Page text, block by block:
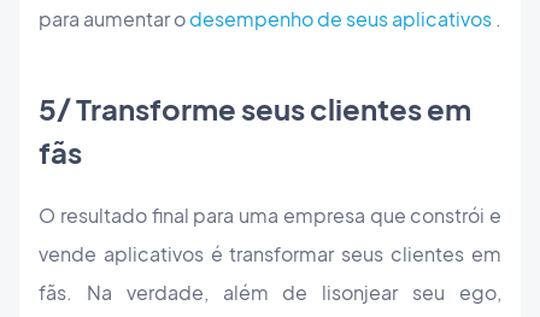
para aumentar odesempenho de seus aplicativos .
5/ Transforme seus clientes em
fãs
O resultado final para uma empresa que constrói e
vende aplicativos é transformar seus clientes em
fãs. Na verdade, além de lisonjear seu ego,